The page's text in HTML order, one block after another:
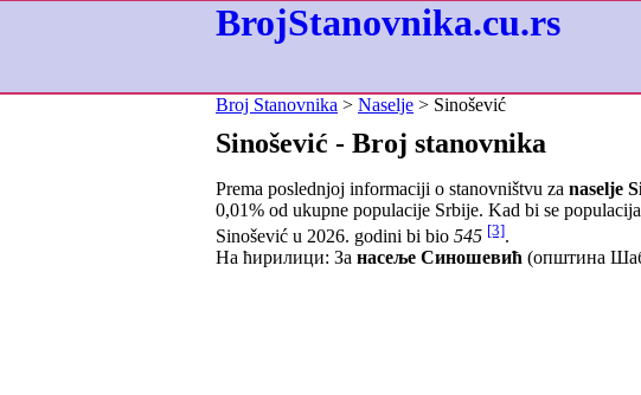
BrojStanovnika.cu.rs
Broj Stanovnika > Naselje > Sinošević
Sinošević - Broj stanovnika
Prema poslednjoj informaciji o stanovništvu za naselje
0,01% od ukupne populacije Srbije. Kad bi se
Sinošević u 2026. godini bi bio 545 [3].
На ћирилици: За насеље Синошевић (општина